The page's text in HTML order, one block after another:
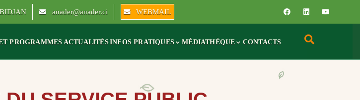
anader@anader.ci WEBMAIL
PROGRAMMES ACTUALITÉSINFOS PRATIQUES MÉDIATHÈQUE CONTACTS